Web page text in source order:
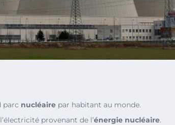
parc nucléaire par habitant au monde.
provenant de l’énergie nucléaire.